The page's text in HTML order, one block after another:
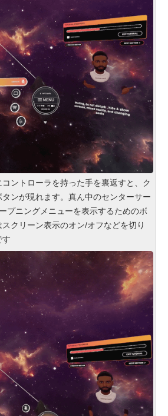
ントローラを持った手を裏返すと、ク
ンが現れます。真ん中のセンターサー
プニングメニューを表示するためのボ
クリーン表示のオン/オフなどを切り
す